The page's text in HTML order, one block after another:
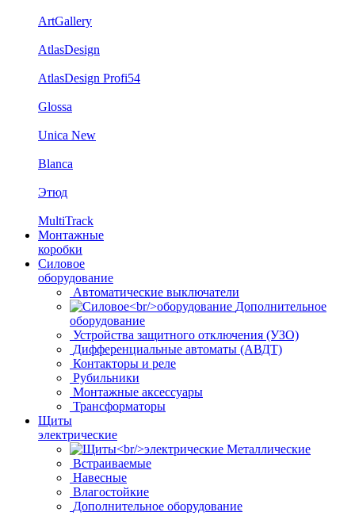
ArtGallery
AtlasDesign
AtlasDesign Profi54
Glossa
Unica New
Blanca
Этюд
MultiTrack
Монтажные
коробки
Силовое
оборудование
Автоматические выключатели
Дополнительное
оборудование
Устройства защитного отключения (УЗО)
Дифференциальные автоматы (АВДТ)
Контакторы и реле
Рубильники
Монтажные аксессуары
Трансформаторы
Щиты
электрические
Металлические
Встраиваемые
Навесные
Влагостойкие
Дополнительное оборудование